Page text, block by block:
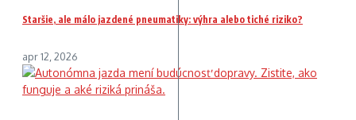
Staršie, ale málo jazdené pneumatiky: výhra alebo tiché riziko?
apr 12, 2026